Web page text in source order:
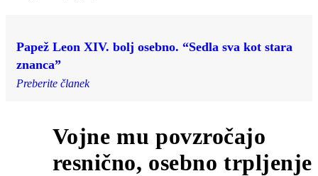
Papež Leon XIV. bolj osebno. “Sedla sva kot stara
znanca”
Preberite članek
Vojne mu povzročajo
resnično, osebno trpljenje